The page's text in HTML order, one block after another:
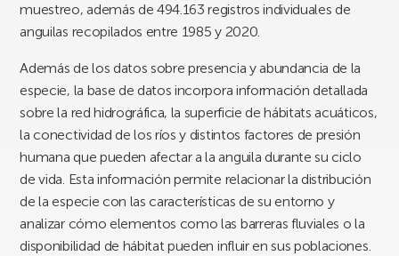
muestreo, además de 494.163 registros individuales de
anguilas recopilados entre 1985 y 2020.
Además de los datos sobre presencia y abundancia de la
especie, la base de datos incorpora información detallada
sobre la red hidrográfica, la superficie de hábitats acuáticos,
la conectividad de los ríos y distintos factores de presión
humana que pueden afectar a la anguila durante su ciclo
de vida. Esta información permite relacionar la distribución
de la especie con las características de su entorno y
analizar cómo elementos como las barreras fluviales o la
disponibilidad de hábitat pueden influir en sus poblaciones.